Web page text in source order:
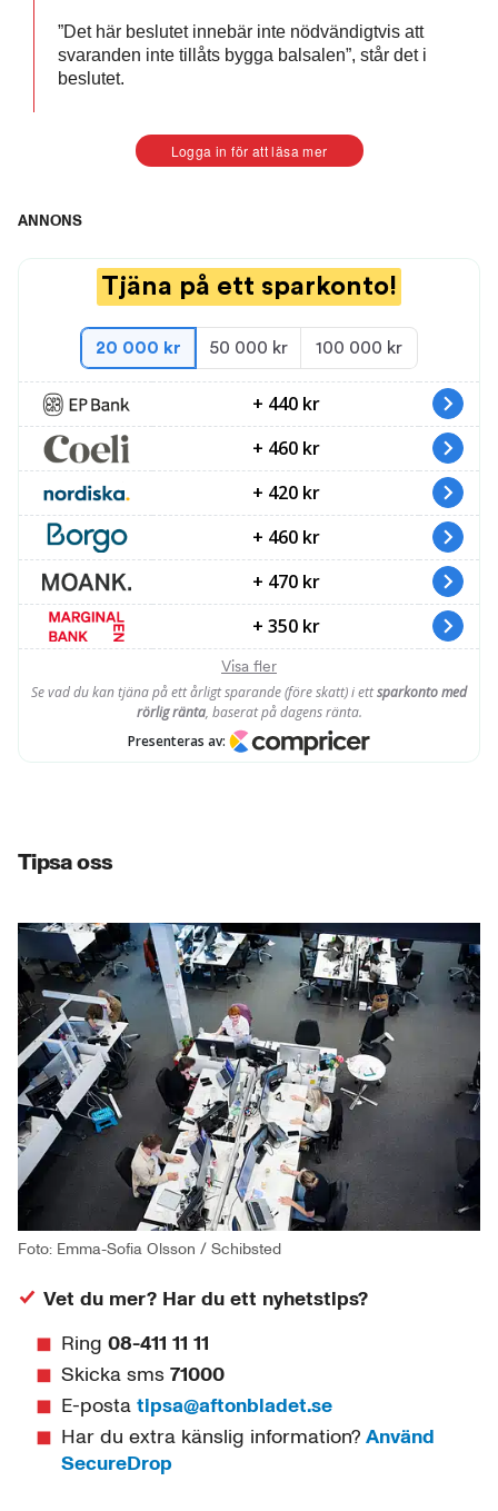
”Det här beslutet innebär inte nödvändigtvis att
svaranden inte tillåts bygga balsalen”, står det i
beslutet.
Logga in för att läsa mer
ANNONS
Tipsa oss
Foto: Emma-Sofia Olsson / Schibsted
Vet du mer? Har du ett nyhetstips?
Ring 08-411 11 11
Skicka sms 71000
E-posta tipsa@aftonbladet.se
Har du extra känslig information? Använd
SecureDrop